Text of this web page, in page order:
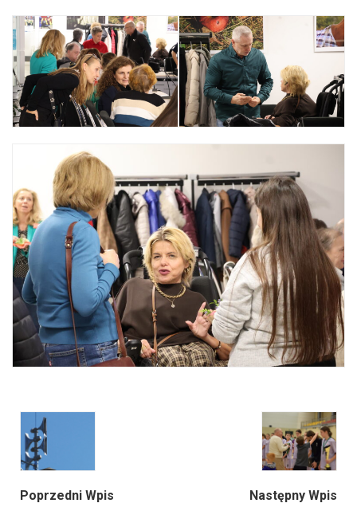
Poprzedni Wpis Następny Wpis